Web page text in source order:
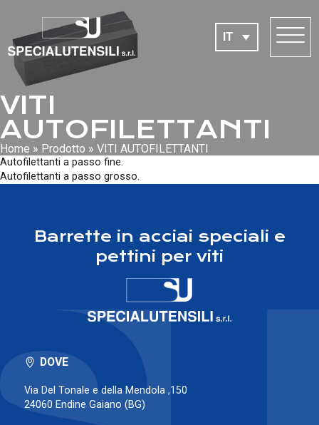
IT
VITI
AUTOFILETTANTI
Home » Prodotto » VITI AUTOFILETTANTI
Autofilettanti a passo fine.
Autofilettanti a passo grosso.
Barrette in acciai speciali e
pettini per viti
DOVE
Via Del Tonale e della Mendola ,150
24060 Endine Gaiano (BG)